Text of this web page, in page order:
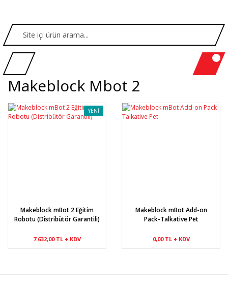
Makeblock Mbot 2
YENİ
Makeblock mBot 2 Eğitim
Robotu (Distribütör Garantili)
7.632,00 TL + KDV
Makeblock mBot Add-on
Pack-Talkative Pet
0,00 TL + KDV